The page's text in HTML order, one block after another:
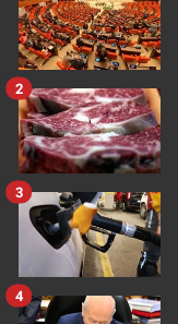
2
3
4